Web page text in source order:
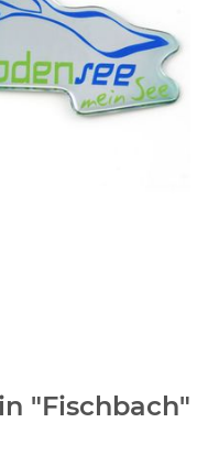
"Fischbach"